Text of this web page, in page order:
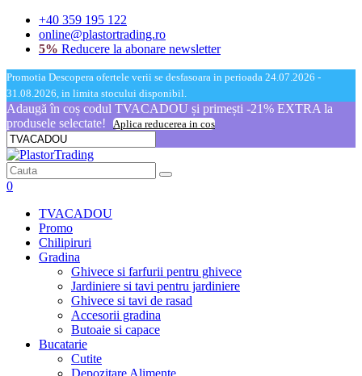
+40 359 195 122
online@plastortrading.ro
5% Reducere la abonare newsletter
Promotia Descopera ofertele verii se desfasoara in perioada 24.07.2026 -
31.08.2026, in limita stocului disponibil.
Adaugă în coș codul TVACADOU și primești -21% EXTRA la
produsele selectate!
Aplica reducerea in cos
0
TVACADOU
Promo
Chilipiruri
Gradina
Ghivece si farfurii pentru ghivece
Jardiniere si tavi pentru jardiniere
Ghivece si tavi de rasad
Accesorii gradina
Butoaie si capace
Bucatarie
Cutite
Depozitare Alimente